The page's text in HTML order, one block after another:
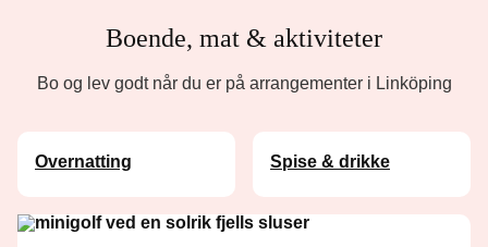
Boende, mat & aktiviteter
Bo og lev godt når du er på arrangementer i Linköping
Overnatting Spise & drikke